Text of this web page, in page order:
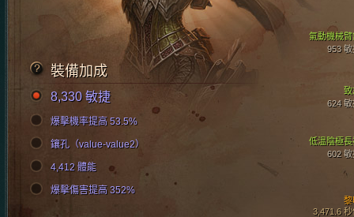
氣動機械臂
953 敏
低溫陰極長
602 敏
黎
3,471.6 秒
致
624 敏
裝備加成
8,330 敏捷
爆擊機率提高 53.5%
鑲孔（value-value2）
4,412 體能
爆擊傷害提高 352%